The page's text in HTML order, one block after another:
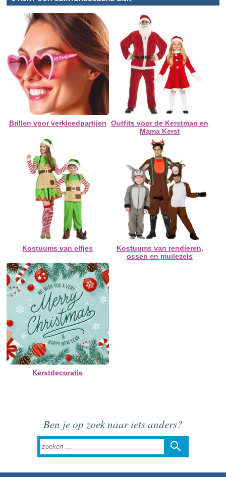
Brillen voor verkleedpartijen
Outfits voor de Kerstman en
Mama Kerst
Kostuums van elfjes
Kostuums van rendieren,
ossen en muilezels
Kerstdecoratie
Ben je op zoek naar iets anders?